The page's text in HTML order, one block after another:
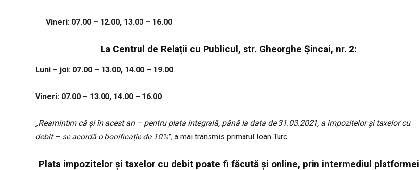
Vineri: 07.00 – 12.00, 13.00 – 16.00
La Centrul de Relații cu Publicul, str. Gheorghe Șincai, nr. 2:
Luni – joi: 07.00 – 13.00, 14.00 – 19.00
Vineri: 07.00 – 13.00, 14.00 – 16.00
„Reamintim că și în acest an – pentru plata integrală, până la data de 31.03.2021, a impozitelor și taxelor cu
debit – se acordă o bonificație de 10%”, a mai transmis primarul Ioan Turc.
Plata impozitelor și taxelor cu debit poate fi făcută și online, prin intermediul platformei